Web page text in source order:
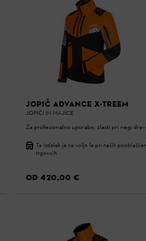
JOPIČ ADVANCE X-TREEM
JOPIČI IN MAJICE
Za profesionalno uporabo, zlasti pri negi
Ta izdelek je na voljo le pri naših
trgovcih
OD 420,00 €